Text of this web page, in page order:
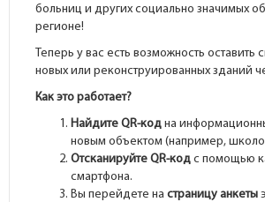
больниц и других социально значимых
регионе!
Теперь у вас есть возможность оставить
новых или реконструированных зданий
Как это работает?
Найдите QR-код на
новым объектом (например,
Отсканируйте QR-код с помощью
смартфона.
Вы перейдете настраницу анкеты